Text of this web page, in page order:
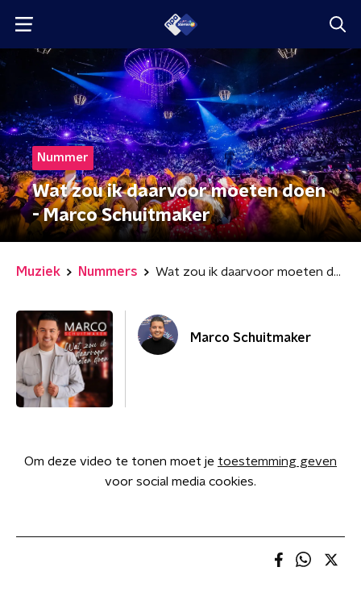
Nummer
Wat zou ik daarvoor moeten doen
- Marco Schuitmaker
Muziek Nummers Wat zou ik daarvoor moeten doen
Marco Schuitmaker
Om deze video te tonen moet je toestemming geven
voor social media cookies.